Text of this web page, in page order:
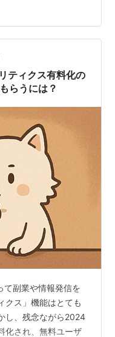
とは 【おすすめポ
ドッグ）」のうれし
（ソーシャル
ポイント】ニーズに
ティクス有料化の
らうには？
て副業や情報発信を
クス」機能はとても
し、残念ながら2024
化され、無料ユーザ